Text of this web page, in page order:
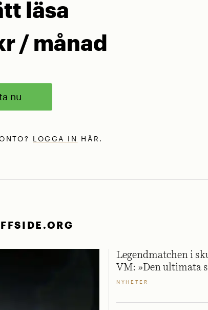
läsa
/ månad
nu
LOGGA IN HÄR.
Legendmatchen i
VM: »Den ultimata
NYHETER